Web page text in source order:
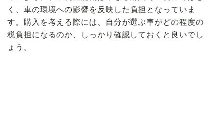
く、 車の環境への影響を反映した負担 となっていま
す。購入を考える際には、自分が選ぶ車がどの程度の
税負担になるのか、しっかり確認しておくと良いでし
ょう。